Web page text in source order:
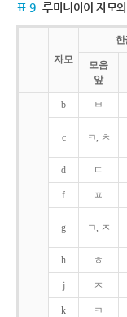
표 9 루마니아어 자모
자모
모음
앞
b ㅂ
c ㅋ, ㅊ
d ㄷ
f ㅍ
g ㄱ, ㅈ
h ㅎ
j ㅈ
k ㅋ